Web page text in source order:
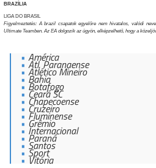
BRAZÍLIA
LIGA DO BRASIL
Figyelmeztetés: A brazil csapatok egyelőre nem hivatalos, valódi
Ultimate Teamben. Az EA dolgozik az ügyön, elképzelhető, hogy a
América
Atl. Paranaense
Atlético Mineiro
Bahia
Botafogo
Ceará SC
Chapecoense
Cruzeiro
Fluminense
Grêmio
Internacional
Paraná
Santos
Sport
Vitória